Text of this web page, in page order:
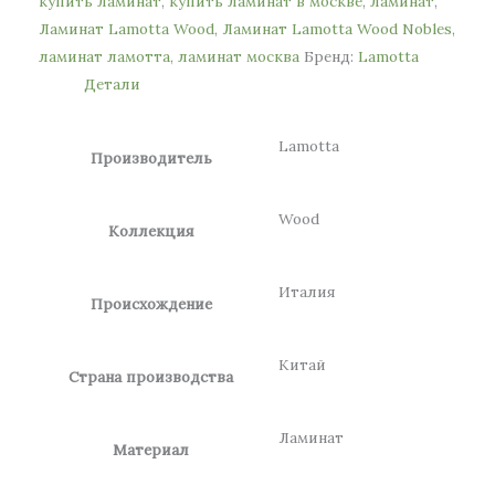
Ламинат Lamotta Wood, Ламинат Lamotta Wood Nobles,
ламинат ламотта, ламинат москва Бренд: Lamotta
Детали
Производитель
Lamotta
Коллекция
Wood
Происхождение
Италия
Страна производства
Китай
Материал
Ламинат